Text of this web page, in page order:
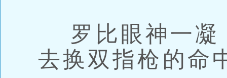
罗比眼神一凝
去换双指枪的命